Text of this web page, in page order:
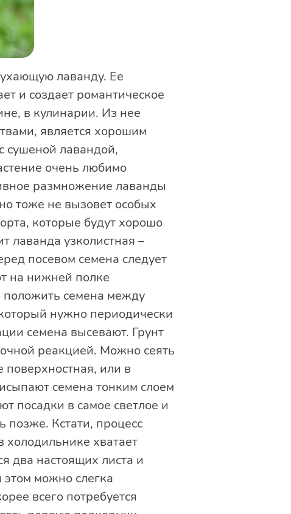
лаванду. Ее
и создает романтическое
в кулинарии. Из нее
является хорошим
сушеной лавандой,
очень любимо
размножение лаванды
тоже не вызовет особых
которые будут хорошо
лаванда узколистная –
посевом семена следует
на нижней полке
положить семена между
нужно периодически
семена высевают. Грунт
реакцией. Можно сеять
или в
семена тонким слоем
посадки в самое светлое и
позже. Кстати, процесс
холодильнике хватает
два настоящих листа и
можно слегка
всего потребуется